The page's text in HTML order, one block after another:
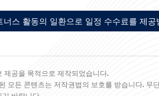
스 활동의 일환으로 일정 수수료를 제공
공을 목적으로 제작되었습니다.
모든 콘텐츠는 저작권법의 보호를 받습니다. 무